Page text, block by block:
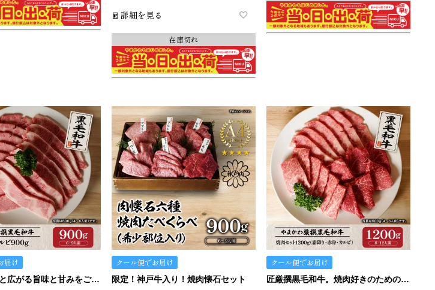
詳細を見る
在庫切れ
届け
じゅわーっと広がる旨味と甘みをご堪能ください。
クール便でお届け
限定！神戸牛入り！焼肉懐石セット
クール便でお届け
匠厳撰黒毛和牛。焼肉好きのためのTHE焼肉セット。